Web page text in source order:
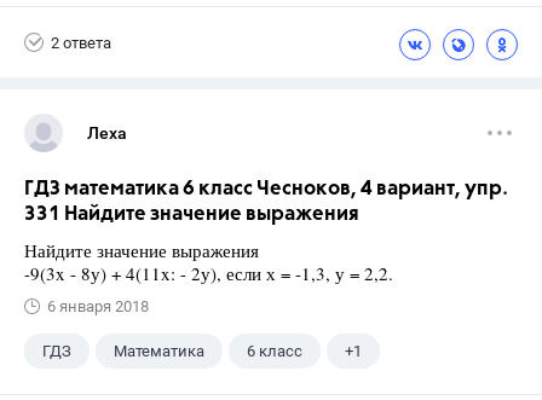
2 ответа
Леха
ГДЗ математика 6 класс Чесноков, 4 вариант, упр.
331 Найдите значение выражения
Найдите значение выражения
-9(3x - 8у) + 4(11x: - 2у), если х = -1,3, у = 2,2.
6 января 2018
ГДЗ Математика 6 класс +1